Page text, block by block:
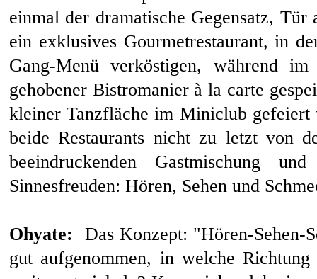
einmal der dramatische Gegensatz,
ein exklusives Gourmetrestaurant, in
Gang-Menü verköstigen, während
gehobener Bistromanier à la carte
kleiner Tanzfläche im Miniclub gefeiert
beide Restaurants nicht zu letzt von
beeindruckenden Gastmischung
Sinnesfreuden: Hören, Sehen und
Ohyate: Das Konzept: "Hören-Sehen-
gut aufgenommen, in welche